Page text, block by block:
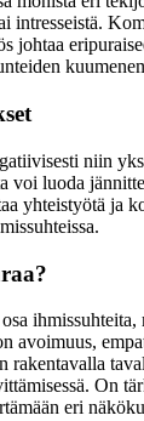
intresseistä.
johtaa
niin
voi luoda
yhteistyötä ja
ihmissuhteita,
avoimuus,
On
eri